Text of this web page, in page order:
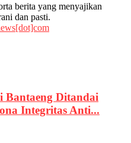
berita yang menyajikan
dan pasti.
Ditandai
Integritas Anti...